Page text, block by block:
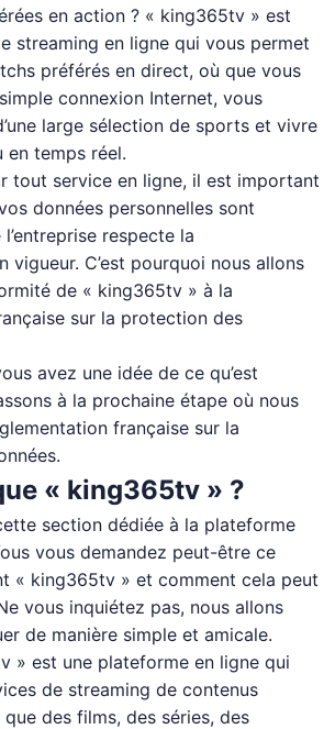
en action ? « king365tv » est
streaming en ligne qui vous permet
préférés en direct, où que vous
connexion Internet, vous
large sélection de sports et vivre
en temps réel.
tout service en ligne, il est important
données personnelles sont
respecte la
vigueur. C’est pourquoi nous allons
de « king365tv » à la
sur la protection des
avez une idée de ce qu’est
à la prochaine étape où nous
française sur la
« king365tv » ?
section dédiée à la plateforme
vous demandez peut-être ce
« king365tv » et comment cela peut
vous inquiétez pas, nous allons
de manière simple et amicale.
» est une plateforme en ligne qui
de streaming de contenus
des films, des séries, des